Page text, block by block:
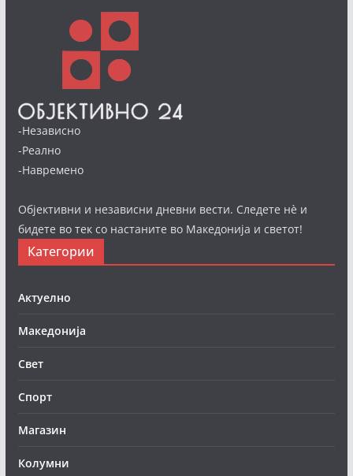
-Независно
-Реално
-Навремено
Објективни и независни дневни вести. Следете нè и
бидете во тек со настаните во Македонија и светот!
Категории
Актуелно
Македонија
Свет
Спорт
Магазин
Колумни